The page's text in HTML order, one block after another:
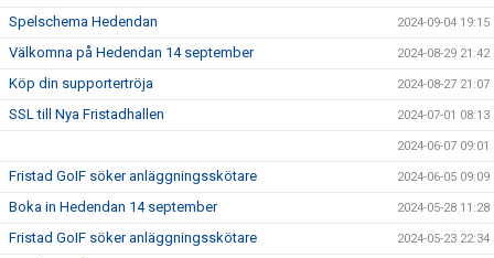
Spelschema Hedendan 2024-09-04 19:15
Välkomna på Hedendan 14 september 2024-08-29 21:42
Köp din supportertröja 2024-08-27 21:07
SSL till Nya Fristadhallen 2024-07-01 08:13
2024-06-07 09:01
Fristad GoIF söker anläggningsskötare 2024-06-05 09:09
Boka in Hedendan 14 september 2024-05-28 11:28
Fristad GoIF söker anläggningsskötare 2024-05-23 22:34